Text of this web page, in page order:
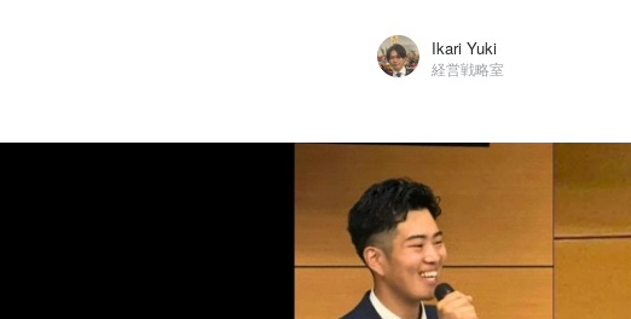
Ikari Yuki
経営戦略室